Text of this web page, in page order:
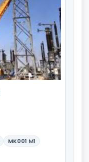
MK001 M1